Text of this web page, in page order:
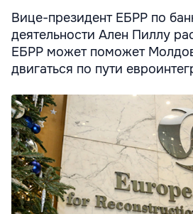
Вице-президент ЕБРР по
деятельности Ален Пиллу
ЕБРР может поможет
двигаться по пути